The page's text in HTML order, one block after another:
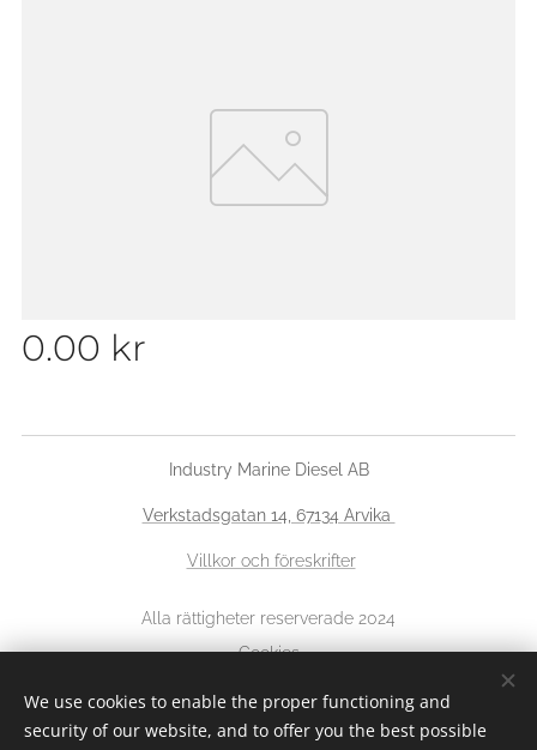
0.00 kr
Industry Marine Diesel AB
Verkstadsgatan 14, 67134 Arvika
Villkor och föreskrifter
Alla rättigheter reserverade 2024
Cookies
Languages
Svenska
English
We use cookies to enable the proper functioning and
security of our website, and to offer you the best possible